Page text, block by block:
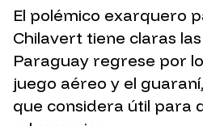
El polémico exarquero
Chilavert tiene claras
Paraguay regrese por
juego aéreo y el
que considera útil para